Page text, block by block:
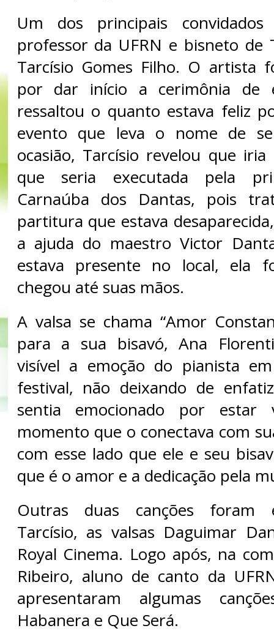
Um dos principais
professor da UFRN e bisneto de
Tarcísio Gomes Filho. O artista
por dar início a cerimônia de
ressaltou o quanto estava feliz
evento que leva o nome de
ocasião, Tarcísio revelou que
que seria executada pela
Carnaúba dos Dantas, pois
partitura que estava
a ajuda do maestro Victor
estava presente no local, ela
chegou até suas mãos.
A valsa se chama “Amor
para a sua bisavó, Ana
visível a emoção do pianista
festival, não deixando de
sentia emocionado por estar
momento que o conectava com
com esse lado que ele e seu
que é o amor e a dedicação pela
Outras duas canções foram
Tarcísio, as valsas Daguimar
Royal Cinema. Logo após, na
Ribeiro, aluno de canto da
apresentaram algumas
Habanera e Que Será.